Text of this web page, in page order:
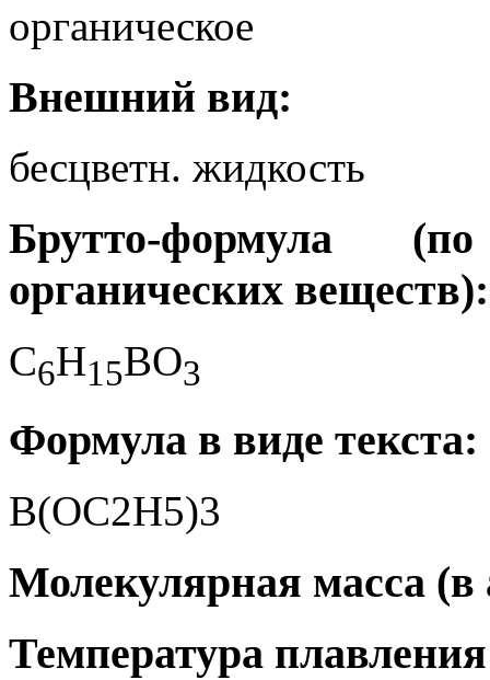
органическое
Внешний вид:
бесцветн. жидкость
Брутто-формула
органических веществ):
C6H15BO3
Формула в виде текста:
B(OC2H5)3
Молекулярная масса (в
Температура